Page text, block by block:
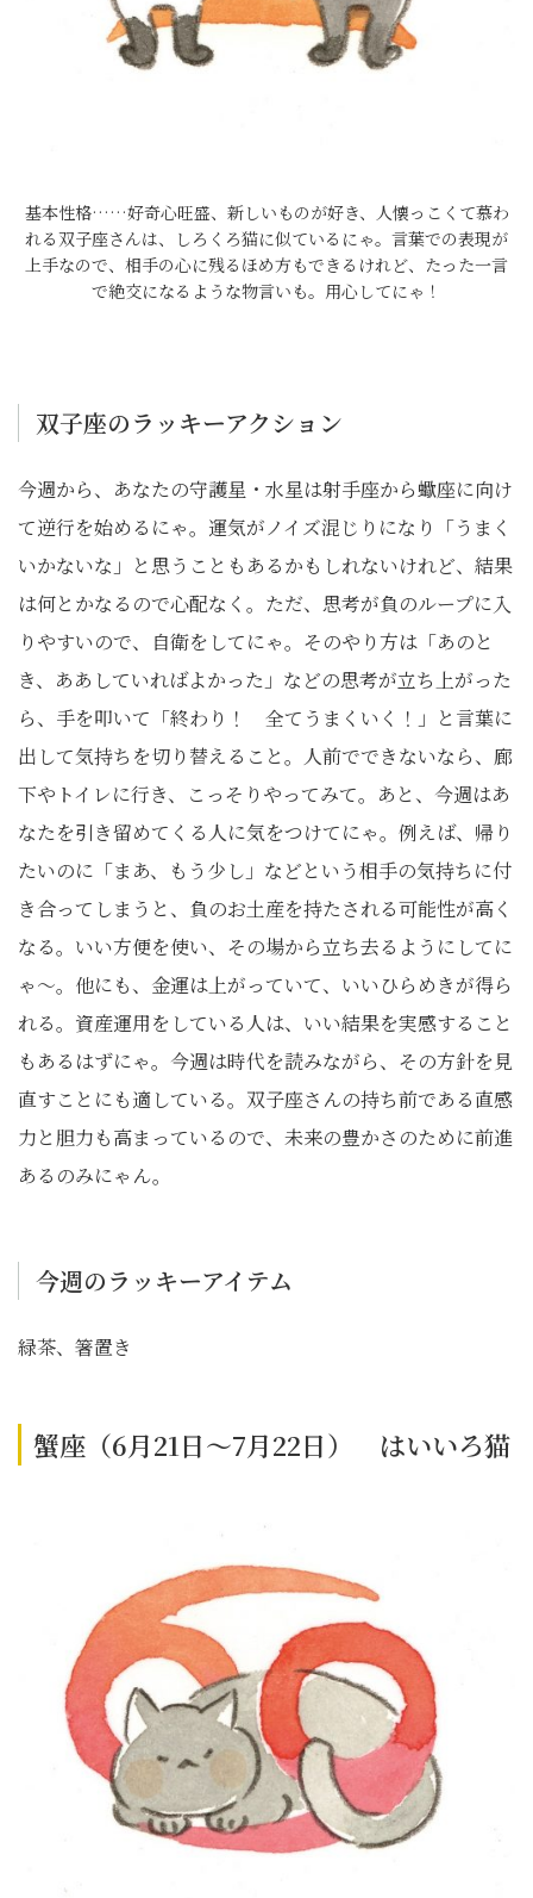
基本性格……好奇心旺盛、新しいものが好き、人懐っこくて慕わ
れる双子座さんは、しろくろ猫に似ているにゃ。言葉での表現が
上手なので、相手の心に残るほめ方もできるけれど、たった一言
で絶交になるような物言いも。用心してにゃ！
双子座のラッキーアクション
今週から、あなたの守護星・水星は射手座から蠍座に向け
て逆行を始めるにゃ。運気がノイズ混じりになり「うまく
いかないな」と思うこともあるかもしれないけれど、結果
は何とかなるので心配なく。ただ、思考が負のループに入
りやすいので、自衛をしてにゃ。そのやり方は「あのと
き、ああしていればよかった」などの思考が立ち上がった
ら、手を叩いて「終わり！ 全てうまくいく！」と言葉に
出して気持ちを切り替えること。人前でできないなら、廊
下やトイレに行き、こっそりやってみて。あと、今週はあ
なたを引き留めてくる人に気をつけてにゃ。例えば、帰り
たいのに「まあ、もう少し」などという相手の気持ちに付
き合ってしまうと、負のお土産を持たされる可能性が高く
なる。いい方便を使い、その場から立ち去るようにしてに
ゃ〜。他にも、金運は上がっていて、いいひらめきが得ら
れる。資産運用をしている人は、いい結果を実感すること
もあるはずにゃ。今週は時代を読みながら、その方針を見
直すことにも適している。双子座さんの持ち前である直感
力と胆力も高まっているので、未来の豊かさのために前進
あるのみにゃん。
今週のラッキーアイテム
緑茶、箸置き
蟹座（6月21日～7月22日） はいいろ猫